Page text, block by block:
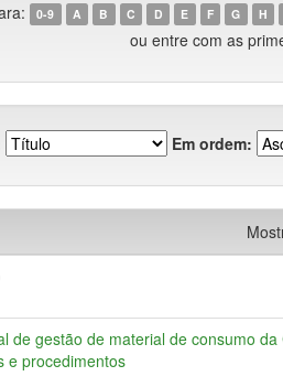
0-9 A B C D E F G H
ou entre com as
Em ordem:
de gestão de material de consumo
e procedimentos